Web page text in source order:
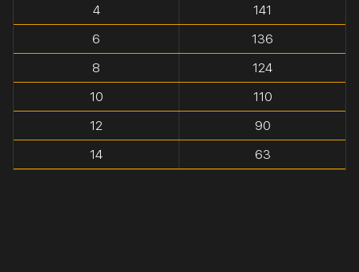
4
141
6
136
8
124
10
110
12
90
14
63